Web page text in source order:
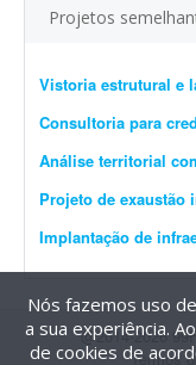
Projetos
Análise territorial
@2014-2026
Termos
Nós fazemos uso
a sua experiência.
de cookies de